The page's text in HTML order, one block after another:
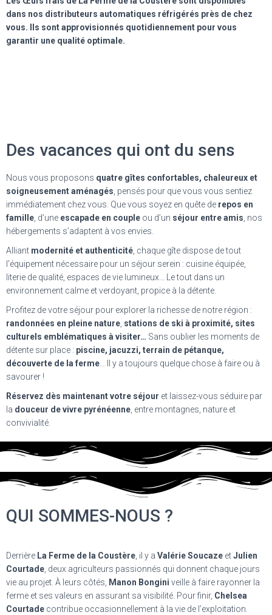
dans nos distributeurs automatiques réfrigérés près de chez
vous.
Ils sont approvisionnés quotidiennement pour vous
garantir une qualité optimale.
Des vacances qui ont du sens
Nous vous proposons quatre gîtes confortables, chaleureux et
soigneusement aménagés , pensés pour que vous vous sentiez
immédiatement chez vous. Que vous soyez en quête de repos en
famille , d’une escapade en couple ou d’un séjour entre amis , nos
hébergements s’adaptent à vos envies.
Alliant modernité et authenticité , chaque gîte dispose de tout
l’équipement nécessaire pour un séjour serein : cuisine équipée,
literie de qualité, espaces de vie lumineux… Le tout dans un
environnement calme et verdoyant, propice à la détente.
Profitez de votre séjour pour explorer la richesse de notre région :
randonnées en pleine nature stations de ski à proximité, sites
culturels emblématiques à visiter… Sans oublier les moments de
détente sur place : piscine, jacuzzi, terrain de pétanque,
découverte de la ferme … Il y a toujours quelque chose à faire ou à
savourer !
Réservez dès maintenant votre séjour et laissez-vous séduire par
la douceur de vivre pyrénéenne , entre montagnes, nature et
convivialité.
QUI SOMMES-NOUS ?
Derrière La Ferme de la Coustère, il y a Valérie Soucaze etJulien
Courtade, deux agriculteurs passionnés qui donnent chaque jours
vie au projet. À leurs côtés, Manon Bongini veille à faire rayonner la
ferme et ses valeurs en assurant sa visibilité. Pour finir, Chelsea
Courtade contribue occasionnellement à la vie de l’exploitation.